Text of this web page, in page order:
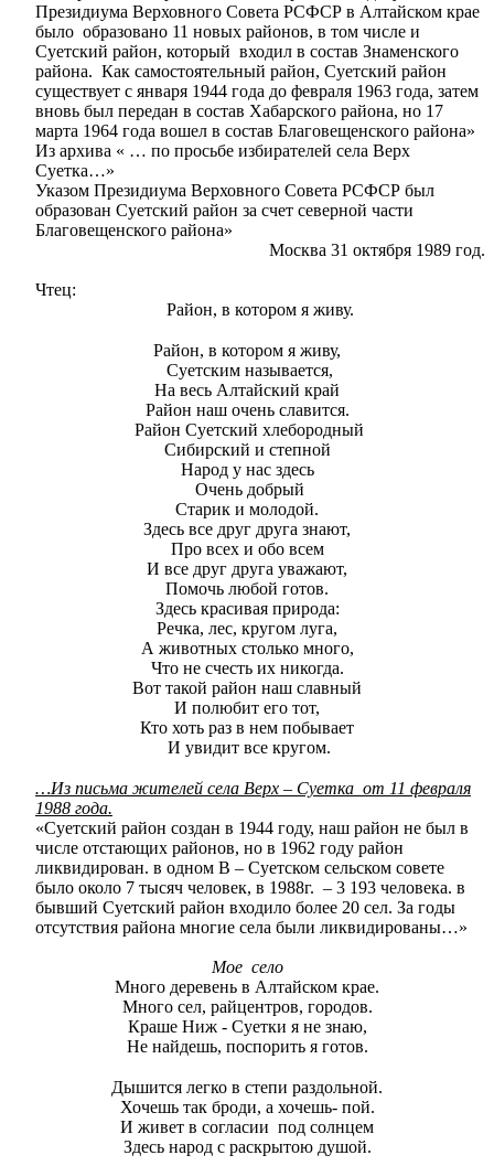
Президиума Верховного Совета РСФСР в Алтайском крае
было образовано 11 новых районов, в том числе и
Суетский район, который входил в состав Знаменского
района. Как самостоятельный район, Суетский район
существует с января 1944 года до февраля 1963 года, затем
вновь был передан в состав Хабарского района, но 17
марта 1964 года вошел в состав Благовещенского района»
Из архива « … по просьбе избирателей села Верх
Суетка…»
Указом Президиума Верховного Совета РСФСР был
образован Суетский район за счет северной части
Благовещенского района»
Москва 31 октября 1989 год.
Чтец:
Район, в котором я живу.
Район, в котором я живу,
Суетским называется,
На весь Алтайский край
Район наш очень славится.
Район Суетский хлебородный
Сибирский и степной
Народ у нас здесь
Очень добрый
Старик и молодой.
Здесь все друг друга знают,
Про всех и обо всем
И все друг друга уважают,
Помочь любой готов.
Здесь красивая природа:
Речка, лес, кругом луга,
А животных столько много,
Что не счесть их никогда.
Вот такой район наш славный
И полюбит его тот,
Кто хоть раз в нем побывает
И увидит все кругом.
…Из письма жителей села Верх – Суетка от 11 февраля
1988 года.
«Суетский район создан в 1944 году, наш район не был в
числе отстающих районов, но в 1962 году район
ликвидирован. в одном В – Суетском сельском совете
было около 7 тысяч человек, в 1988г. – 3 193 человека. в
бывший Суетский район входило более 20 сел. За годы
отсутствия района многие села были ликвидированы…»
Мое село
Много деревень в Алтайском крае.
Много сел, райцентров, городов.
Краше Ниж - Суетки я не знаю,
Не найдешь, поспорить я готов.
Дышится легко в степи раздольной.
Хочешь так броди, а хочешь- пой.
И живет в согласии под солнцем
Здесь народ с раскрытою душой.